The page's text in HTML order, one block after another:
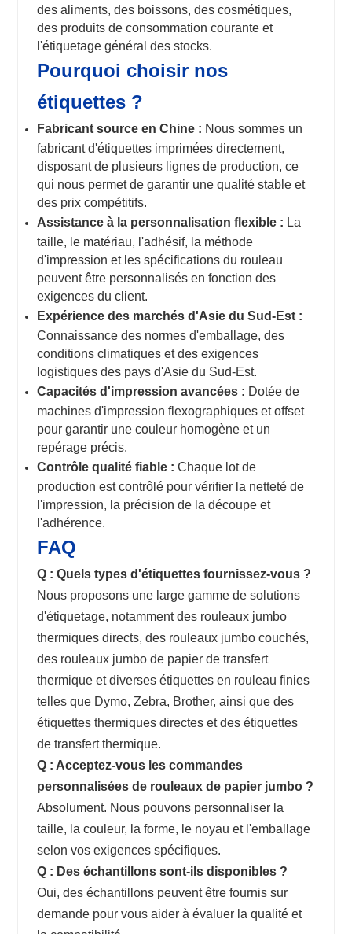
des aliments, des boissons, des cosmétiques,
des produits de consommation courante et
l'étiquetage général des stocks.
Pourquoi choisir nos
étiquettes ?
Fabricant source en Chine : Nous sommes un
fabricant d'étiquettes imprimées directement,
disposant de plusieurs lignes de production, ce
qui nous permet de garantir une qualité stable et
des prix compétitifs.
Assistance à la personnalisation flexible : La
taille, le matériau, l'adhésif, la méthode
d'impression et les spécifications du rouleau
peuvent être personnalisés en fonction des
exigences du client.
Expérience des marchés d'Asie du Sud-Est :
Connaissance des normes d'emballage, des
conditions climatiques et des exigences
logistiques des pays d'Asie du Sud-Est.
Capacités d'impression avancées : Dotée de
machines d'impression flexographiques et offset
pour garantir une couleur homogène et un
repérage précis.
Contrôle qualité fiable : Chaque lot de
production est contrôlé pour vérifier la netteté de
l'impression, la précision de la découpe et
l'adhérence.
FAQ
Q : Quels types d'étiquettes fournissez-vous ?
Nous proposons une large gamme de solutions
d'étiquetage, notamment des rouleaux jumbo
thermiques directs, des rouleaux jumbo couchés,
des rouleaux jumbo de papier de transfert
thermique et diverses étiquettes en rouleau finies
telles que Dymo, Zebra, Brother, ainsi que des
étiquettes thermiques directes et des étiquettes
de transfert thermique.
Q : Acceptez-vous les commandes
personnalisées de rouleaux de papier jumbo ?
Absolument. Nous pouvons personnaliser la
taille, la couleur, la forme, le noyau et l'emballage
selon vos exigences spécifiques.
Q : Des échantillons sont-ils disponibles ?
Oui, des échantillons peuvent être fournis sur
demande pour vous aider à évaluer la qualité et